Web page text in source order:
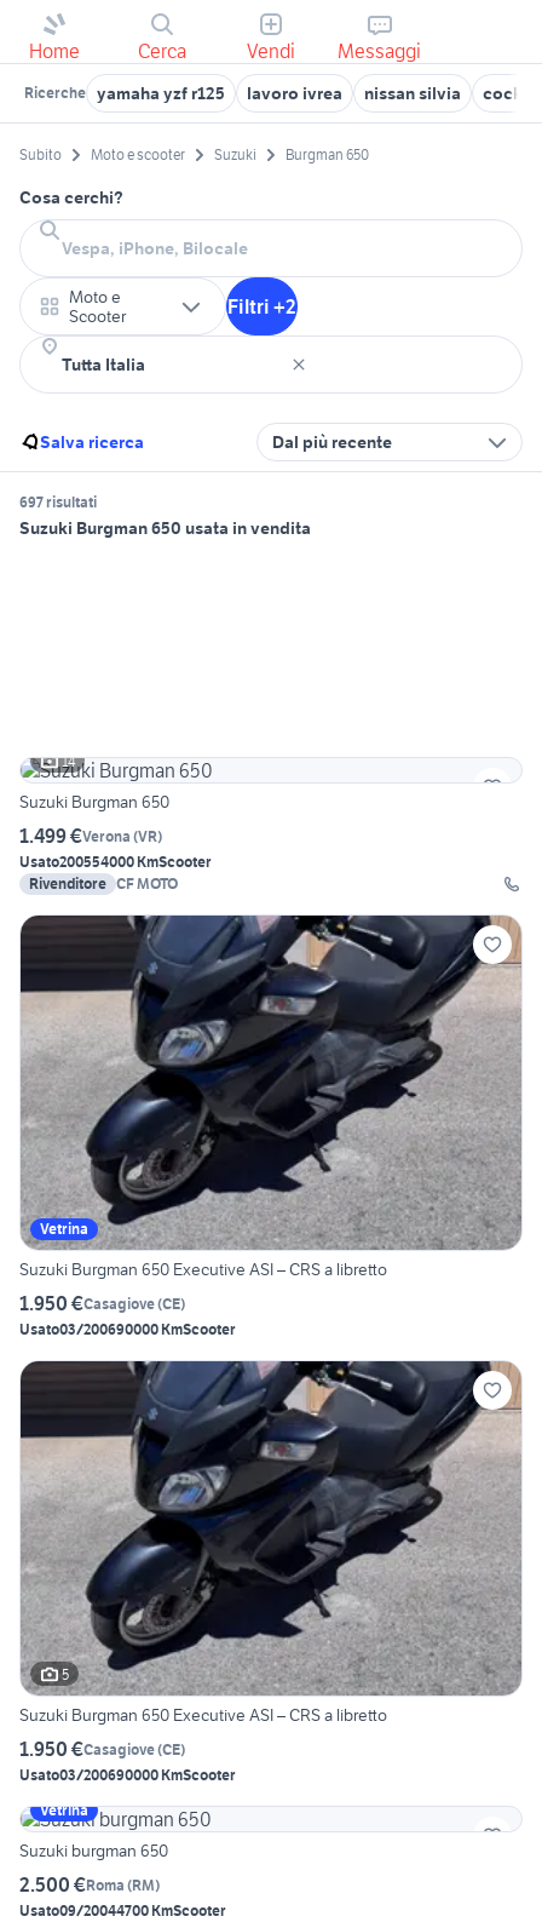
Home Cerca Vendi Messaggi
Ricerche yamaha yzf r125 lavoro ivrea nissan silvia cocker
Subito Moto e scooter Suzuki Burgman 650
Cosa cerchi?
Moto e
Scooter
Filtri +2
Salva ricerca Dal più recente
697 risultati
Suzuki Burgman 650 usata in vendita
14
Suzuki Burgman 650
1.499 €Verona (VR)
Usato200554000 KmScooter
Rivenditore CF MOTO
Vetrina
Suzuki Burgman 650 Executive ASI – CRS a libretto
1.950 €Casagiove(CE)
Usato03/200690000 KmScooter
5
Suzuki Burgman 650 Executive ASI – CRS a libretto
1.950 €Casagiove(CE)
Usato03/200690000 KmScooter
Vetrina
Suzuki burgman 650
2.500 €Roma (RM)
Usato09/20044700 KmScooter